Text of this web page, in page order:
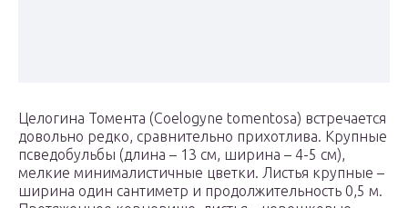
Целогина Томента (Coelogyne tomentosa) встречается
довольно редко, сравнительно прихотлива. Крупные
псведобульбы (длина – 13 см, ширина – 4-5 см),
мелкие минималистичные цветки. Листья крупные –
ширина один сантиметр и продолжительность 0,5 м.